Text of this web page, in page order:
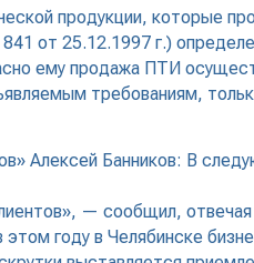
продукции, которые
от 25.12.1997 г.)
ему продажа ПТИ
требованиям,
Алексей Банников: В
— сообщил,
году в Челябинске